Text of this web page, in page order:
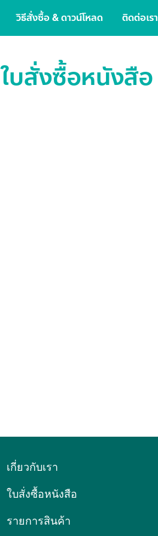
วิธีสั่งซื้อ & ดาวน์โหลด ติดต่อเรา
ใบสั่งซื้อหนังสือ
เกี่ยวกับเรา
ใบสั่งซื้อหนังสือ
รายการสินค้า